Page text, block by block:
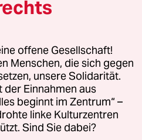
GmbH
Fragen oder für Genehmigungen
Kommune-Richtlinien
Impressum AGB
offene Gesellschaft!
Menschen, die sich gegen
unsere Solidarität.
der Einnahmen aus
beginnt im Zentrum“ –
linke Kulturzentren
Sind Sie dabei?